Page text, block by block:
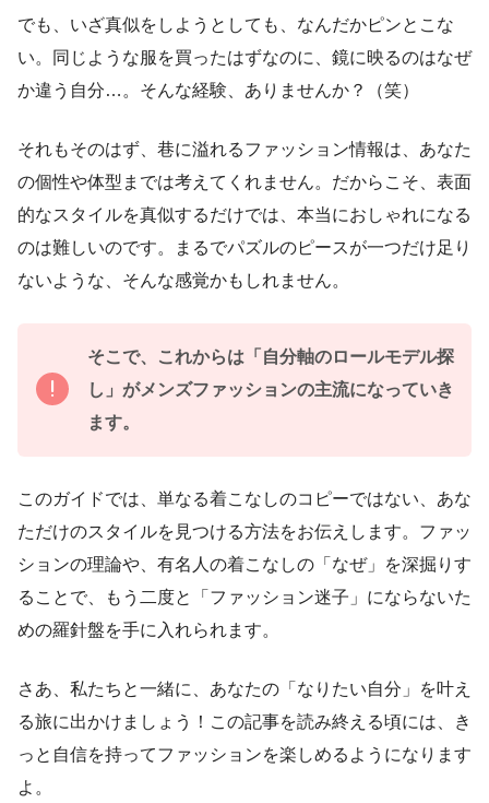
でも、いざ真似をしようとしても、なんだかピンとこな
い。同じような服を買ったはずなのに、鏡に映るのはなぜ
か違う自分…。そんな経験、ありませんか？（笑）
それもそのはず、巷に溢れるファッション情報は、あなた
の個性や体型までは考えてくれません。だからこそ、表面
的なスタイルを真似するだけでは、本当におしゃれになる
のは難しいのです。まるでパズルのピースが一つだけ足り
ないような、そんな感覚かもしれません。
そこで、これからは「自分軸のロールモデル探
し」がメンズファッションの主流になっていき
ます。
このガイドでは、単なる着こなしのコピーではない、あな
ただけのスタイルを見つける方法をお伝えします。ファッ
ションの理論や、有名人の着こなしの「なぜ」を深掘りす
ることで、もう二度と「ファッション迷子」にならないた
めの羅針盤を手に入れられます。
さあ、私たちと一緒に、あなたの「なりたい自分」を叶え
る旅に出かけましょう！この記事を読み終える頃には、き
っと自信を持ってファッションを楽しめるようになります
よ。